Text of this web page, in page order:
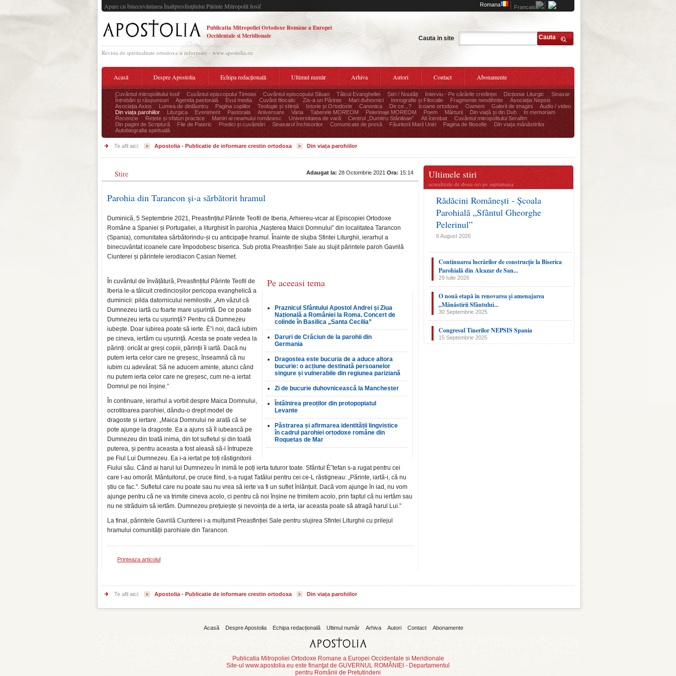
Apare cu binecuvântarea Înaltpresfinţitului Părinte Mitropolit Iosif Romana Francais
Publicatia Mitropoliei Ortodoxe Române a Europei
Occidentale si Meridionale
Revista de spiritualitate ortodoxa si informare - www.apostolia.eu
Cauta in site Cauta
Acasă Despre Apostolia Echipa redacțională Ultimul număr Arhiva Autori Contact Abonamente
Cuvântul mitropolitului Iosif Cuvântul episcopului Timotei Cuvântul episcopului Siluan Tâlcul Evangheliei Știri / Noutăți Interviu - Pe cărările credinței Dicționar Liturgic
Sinaxar
Întrebări și răspunsuri
Agenda pastorală Evul media Cuvânt filocalic Zis-a un Părinte Mari duhovnici Imnografie și Filocalie Fragmente neodihnite
Asociația Nepsis
Asociația Axios
Lumea de dinlăuntru Pagina copiilor Teologie și stiință Istorie și Ortodoxie Canonica De ce...? Icoane ortodoxe Oameni Galerii de imagini
Audio / video
Din viața parohiilor
Liturgica Eveniment Pastorala Aniversare Varia Taberele MOREOM Pelerinaje MOREOM Poem Mărturii Din viață și din Duh
In memoriam
Recenzie
Rețete și sfaturi practice Martiri ai neamului românesc Universitatea de vară Centrul „Dumitru Stăniloae” Ati întrebat
Cuvântul mitropolitului Serafim
Din pagini de Scriptură
File de Pateric Predici și cuvântări Sinaxarul închisorilor Comunicate de presă Făuritorii Marii Uniri Pagina de filosofie
Din viața mănăstirilor
Autobiografia spirituală
Te afli aici: Apostolia - Publicatie de informare crestin ortodoxa Din viața parohiilor
Stire Adaugat la: 28 Octombrie 2021 Ora: 15:14
Parohia din Tarancon și-a sărbătorit hramul
Duminică, 5 Septembrie 2021, Preasfințitul Părinte Teofil de Iberia, Arhiereu-vicar al Episcopiei Ortodoxe
Române a Spaniei și Portugaliei, a liturghisit în parohia „Nașterea Maicii Domnului” din localitatea Tarancon
(Spania), comunitatea sărbătorindu-și cu anticipație hramul. Înainte de slujba Sfintei Liturghii, ierarhul a
binecuvântat icoanele care împodobesc biserica. Sub protia Preasfinției Sale au slujit părintele paroh Gavrilă
Ciunterei și părintele ierodiacon Casian Nemet.
Pe aceeasi tema
Praznicul Sfântului Apostol Andrei și Ziua
Națională a României la Roma. Concert de
colinde în Basilica „Santa Cecilia”
Daruri de Crăciun de la parohii din
Germania
Dragostea este bucuria de a aduce altora
bucurie: o acțiune destinată persoanelor
singure și vulnerabile din regiunea pariziană
Zi de bucurie duhovnicească la Manchester
Întâlnirea preoților din protopopiatul
Levante
Păstrarea și afirmarea identității lingvistice
în cadrul parohiei ortodoxe române din
Roquetas de Mar
În cuvântul de învățătură, Preasfințitul Părinte Teofil de
Iberia le-a tâlcuit credincioșilor pericopa evanghelică a
duminicii: pilda datornicului nemilostiv. „Am văzut că
Dumnezeu iartă cu foarte mare ușurință. De ce poate
Dumnezeu ierta cu ușurință? Pentru că Dumnezeu
iubește. Doar iubirea poate să ierte. È˜i noi, dacă iubim
pe cineva, iertăm cu ușurință. Acesta se poate vedea la
părinți: oricât ar greși copiii, părinții îi iartă. Dacă nu
putem ierta celor care ne greșesc, înseamnă că nu
iubim cu adevărat. Să ne aducem aminte, atunci când
nu putem ierta celor care ne greșesc, cum ne-a iertat
Domnul pe noi înșine.”
În continuare, ierarhul a vorbit despre Maica Domnului,
ocrotitoarea parohiei, dându-o drept model de
dragoste și iertare. „Maica Domnului ne arată că se
pote ajunge la dragoste. Ea a ajuns să îl iubească pe
Dumnezeu din toată inima, din tot sufletul și din toată
puterea, și pentru aceasta a fost aleasă să-l întrupeze
pe Fiul Lui Dumnezeu. Ea i-a iertat pe toți răstignitorii
Fiului său. Când ai harul lui Dumnezeu în inimă le poți ierta tuturor toate. Sfântul È˜tefan s-a rugat pentru cei
care l-au omorât. Mântuitorul, pe cruce fiind, s-a rugat Tatălui pentru cei ce-L răstigneau: „Părinte, iartă-i, că nu
știu ce fac.”. Sufletul care nu poate sau nu vrea să ierte va fi un suflet înlănțuit. Dacă vom ajunge în iad, nu vom
ajunge pentru că ne va trimite cineva acolo, ci pentru că noi înșine ne trimitem acolo, prin faptul că nu iertăm sau
nu ne străduim să iertăm. Dumnezeu prețuiește și nevoința de a ierta, iar aceasta poate să atragă harul Lui.”
La final, părintele Gavrilă Ciunterei i-a mulțumit Preasfinției Sale pentru slujirea Sfintei Liturghii cu prilejul
hramului comunității parohiale din Tarancon.
Printeaza articolul
Ultimele stiri
actualizate de doua ori pe saptamana
Rădăcini Românești - Școala
Parohială „Sfântul Gheorghe
Pelerinul”
6 August 2026
Continuarea lucrărilor de construcție la Biserica
Parohială din Alcazar de San...
29 Iulie 2026
O nouă etapă în renovarea și amenajarea
„Mănăstirii Sfântului...
30 Septembrie 2025
Congresul Tinerilor NEPSIS Spania
15 Septembrie 2025
Te afli aici: Apostolia - Publicatie de informare crestin ortodoxa Din viața parohiilor
Acasă Despre Apostolia Echipa redacțională Ultimul număr Arhiva Autori Contact Abonamente
Publicatia Mitropoliei Ortodoxe Romane a Europei Occidentale si Meridionale
Site-ul www.apostolia.eu este finanţat de GUVERNUL ROMÂNIEI - Departamentul
pentru Românii de Pretutindeni